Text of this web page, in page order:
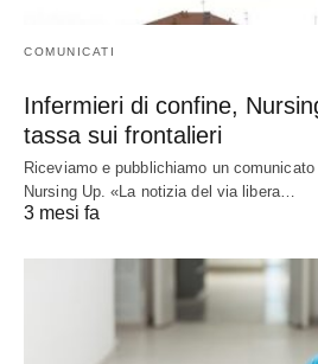
COMUNICATI
Infermieri di confine,
tassa sui frontalieri
Riceviamo e pubblichiamo un
Nursing Up. «La notizia del via libera…
3 mesi fa